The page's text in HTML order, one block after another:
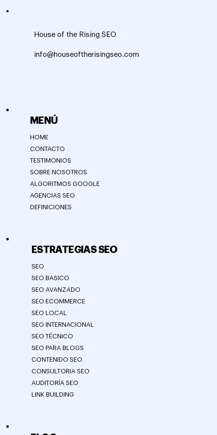
MENÚ
HOME
CONTACTO
TESTIMONIOS
SOBRE NOSOTROS
ALGORITMOS GOOGLE
AGENCIAS SEO
DEFINICIONES
ESTRATEGIAS SEO
SEO
SEO BASICO
SEO AVANZADO
SEO ECOMMERCE
SEO LOCAL
SEO INTERNACIONAL
SEO TÉCNICO
SEO PARA BLOGS
CONTENIDO SEO
CONSULTORIA SEO
AUDITORÍA SEO
LINK BUILDING
House of the Rising SEO
info@houseoftherisingseo.com